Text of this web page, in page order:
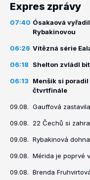
Expres zprávy
07:40 Ósakaová
Rybakinovou
06:26 Vítězná série
06:18 Shelton zvládl
06:13
Menšík si poradil
čtvrtfinále
09.08. Gauffová
09.08. 22 Čechů si
09.08. Rybakinová
09.08. Mérida je poprvé
09.08. Brenda